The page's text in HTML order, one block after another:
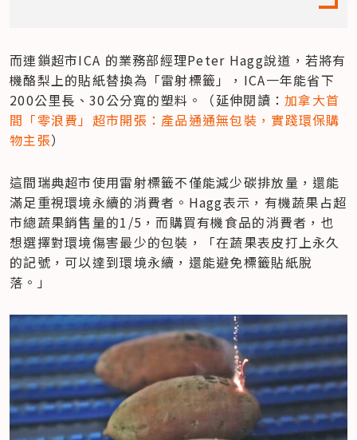
而連鎖超市ICA 的業務部經理Peter Hagg說道，若將有
機酪梨上的貼紙替換為「雷射標籤」，ICA一年能省下
200公里長、30公分寬的塑料。（延伸閱讀：加拿大首
間「零浪費」超市開張：產品通通無包裝，實踐環保購
物主張）
這間瑞典超市使用雷射標籤不僅能減少碳排放量，還能
滿足重視環境永續的消費者。Hagg表示，有機蔬果占超
市總蔬果銷售量的1/5，而購買有機食品的消費者，也
想選擇對環境傷害最少的包裝，「在蔬果表皮打上永久
的記號，可以達到環境永續，還能避免標籤貼紙脫
落。」